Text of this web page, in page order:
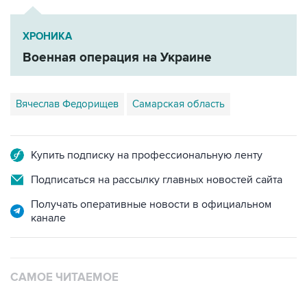
ХРОНИКА
Военная операция на Украине
Вячеслав Федорищев Самарская область
Купить подписку на профессиональную ленту
Подписаться на рассылку главных новостей сайта
Получать оперативные новости в официальном
канале
САМОЕ ЧИТАЕМОЕ